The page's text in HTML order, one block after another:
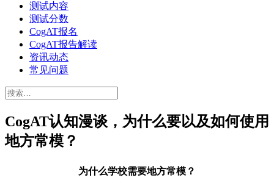
测试内容
测试分数
CogAT报名
CogAT报告解读
资讯动态
常见问题
搜
CogAT认知漫谈，为什么要以及如何使用
地方常模？
为什么学校需要地方常模？